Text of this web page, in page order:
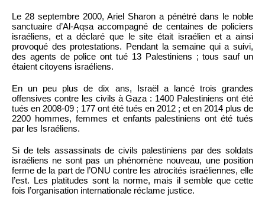
Le 28 septembre 2000, Ariel Sharon a pénétré dans le noble
sanctuaire d’Al-Aqsa accompagné de centaines de policiers
israéliens, et a déclaré que le site était israélien et a ainsi
provoqué des protestations. Pendant la semaine qui a suivi,
des agents de police ont tué 13 Palestiniens ; tous sauf un
étaient citoyens israéliens.
En un peu plus de dix ans, Israël a lancé trois grandes
offensives contre les civils à Gaza : 1400 Palestiniens ont été
tués en 2008-09 ; 177 ont été tués en 2012 ; et en 2014 plus de
2200 hommes, femmes et enfants palestiniens ont été tués
par les Israéliens.
Si de tels assassinats de civils palestiniens par des soldats
israéliens ne sont pas un phénomène nouveau, une position
ferme de la part de l’ONU contre les atrocités israéliennes, elle
l’est. Les platitudes sont la norme, mais il semble que cette
fois l’organisation internationale réclame justice.